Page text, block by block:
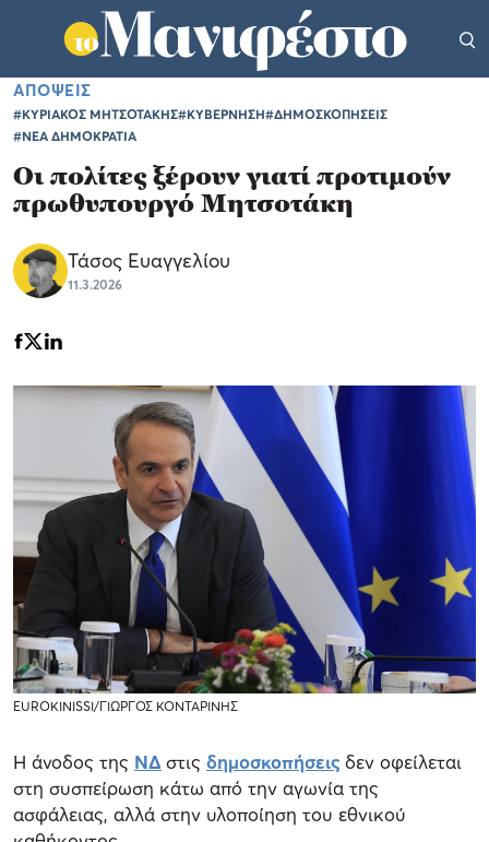
ΑΠΟΨΕΙΣ
#ΚΥΡΙΑΚΟΣ ΜΗΤΣΟΤΑΚΗΣ#ΚΥΒΕΡΝΗΣΗ#ΔΗΜΟΣΚΟΠΗΣΕΙΣ
#ΝΕΑ ΔΗΜΟΚΡΑΤΙΑ
Οι πολίτες ξέρουν γιατί προτιμούν
πρωθυπουργό Μητσοτάκη
Τάσος Ευαγγελίου
11.3.2026
EUROKINISSI/ΓΙΩΡΓΟΣ ΚΟΝΤΑΡΙΝΗΣ
Η άνοδος της ΝΔ στις δημοσκοπήσειςδεν οφείλεται
στη συσπείρωση κάτω από την αγωνία της
ασφάλειας, αλλά στην υλοποίηση του εθνικού